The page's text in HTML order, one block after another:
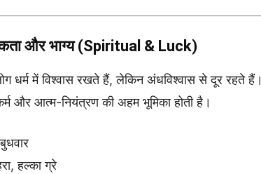
और भाग्य (Spiritual & Luck)
धर्म में विश्वास रखते हैं, लेकिन अंधविश्वास से दूर रहते हैं।
और आत्म-नियंत्रण की अहम भूमिका होती है।
बुधवार
हल्का ग्रे